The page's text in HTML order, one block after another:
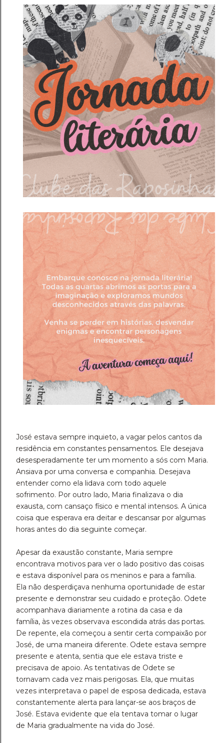
José estava sempre inquieto, a vagar pelos cantos da
residência em constantes pensamentos. Ele desejava
desesperadamente ter um momento a sós com Maria.
Ansiava por uma conversa e companhia. Desejava
entender como ela lidava com todo aquele
sofrimento. Por outro lado, Maria finalizava o dia
exausta, com cansaço físico e mental intensos. A única
coisa que esperava era deitar e descansar por algumas
horas antes do dia seguinte começar.
Apesar da exaustão constante, Maria sempre
encontrava motivos para ver o lado positivo das coisas
e estava disponível para os meninos e para a família.
Ela não desperdiçava nenhuma oportunidade de estar
presente e demonstrar seu cuidado e proteção. Odete
acompanhava diariamente a rotina da casa e da
família, às vezes observava escondida atrás das portas.
De repente, ela começou a sentir certa compaixão por
José, de uma maneira diferente. Odete estava sempre
presente e atenta, sentia que ele estava triste e
precisava de apoio. As tentativas de Odete se
tornavam cada vez mais perigosas. Ela, que muitas
vezes interpretava o papel de esposa dedicada, estava
constantemente alerta para lançar-se aos braços de
José. Estava evidente que ela tentava tomar o lugar
de Maria gradualmente na vida do José.